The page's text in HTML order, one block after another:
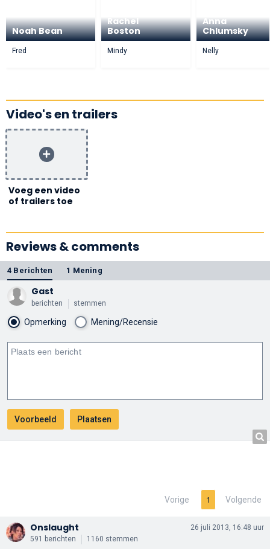
Noah Bean
Fred
Rachel
Boston
Mindy
Anna
Chlumsky
Nelly
Video's en trailers
Voeg een video
of trailers toe
Reviews & comments
4 Berichten 1 Mening
Gast
berichten stemmen
Opmerking Mening/Recensie
Vorige 1 Volgende
Onslaught
591 berichten 1160 stemmen
26 juli 2013, 16:48 uur